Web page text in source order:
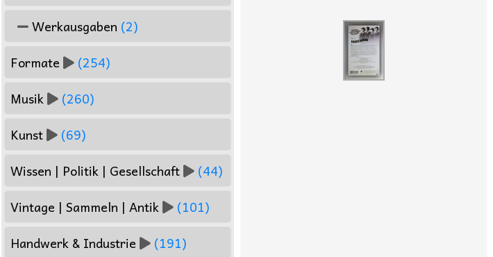
Werkausgaben (2)
Formate
(254)
Musik
(260)
Kunst
(69)
Wissen | Politik | Gesellschaft
(44)
Vintage | Sammeln | Antik
(101)
Handwerk & Industrie
(191)